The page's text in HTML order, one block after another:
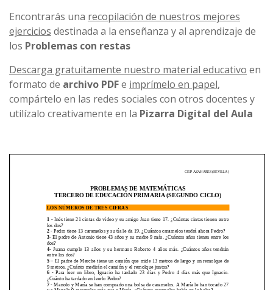
Encontrarás una recopilación de nuestros mejores
ejercicios destinada a la enseñanza y al aprendizaje de
los Problemas con restas
Descarga gratuitamente nuestro material educativo en
formato de archivo PDFe imprímelo en papel,
compártelo en las redes sociales con otros docentes y
utilízalo creativamente en la Pizarra Digital del Aula